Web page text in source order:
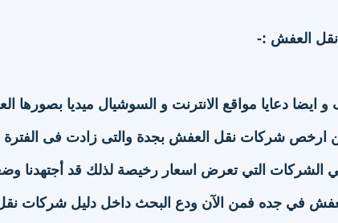
العفش :-
ايضا دعايا مواقع الانترنت و السوشيال ميديا بصورها
عن ارخص شركات نقل العفش بجدة والتى زادت فى
الشركات التي تعرض اسعار رخيصة لذلك قد أجتهدنا
في جده فمن الآن ودع البحث داخل دليل شركات